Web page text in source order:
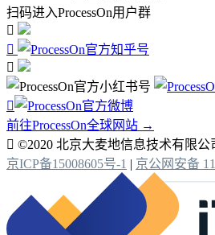
扫码进入ProcessOn用户群




前往ProcessOn全球网站 →
 ©2020 北京大麦地信息技术有限公
京ICP备15008605号-1 | 京公网安备